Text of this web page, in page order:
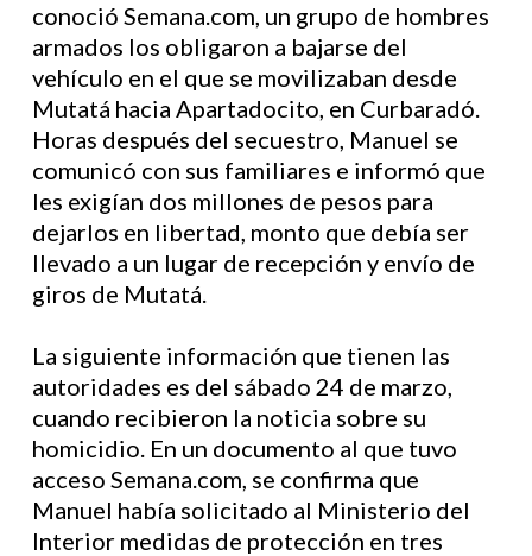
conoció Semana.com, un grupo de hombres
armados los obligaron a bajarse del
vehículo en el que se movilizaban desde
Mutatá hacia Apartadocito, en Curbaradó.
Horas después del secuestro, Manuel se
comunicó con sus familiares e informó que
les exigían dos millones de pesos para
dejarlos en libertad, monto que debía ser
llevado a un lugar de recepción y envío de
giros de Mutatá.
La siguiente información que tienen las
autoridades es del sábado 24 de marzo,
cuando recibieron la noticia sobre su
homicidio. En un documento al que tuvo
acceso Semana.com, se confirma que
Manuel había solicitado al Ministerio del
Interior medidas de protección en tres